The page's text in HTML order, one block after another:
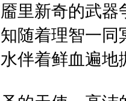
里新奇的武器
随着理智一同
伴着鲜血遍地